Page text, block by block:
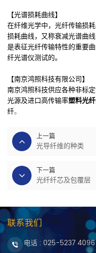
【光谱损耗曲线】
在纤维光学中，光纤传输损
损耗曲线，又称衰减光谱
是表征光纤传输特性的重要
纤光谱仪测试的。
【南京鸿照科技有限公司】
南京鸿照科技供应各种非标定
光源及进口高传输率塑料光纤
纤。
上一篇
光导纤维的种类
下一篇
光纤纤芯及包覆层
联系我们
电话 : 025-5237 4096